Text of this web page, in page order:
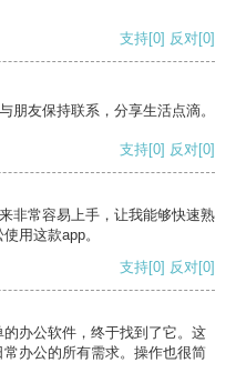
支持[0] 反对[0]
朋友保持联系，分享生活点滴。
支持[0] 反对[0]
非常容易上手，让我能够快速熟
用这款app。
支持[0] 反对[0]
办公软件，终于找到了它。这
办公的所有需求。操作也很简